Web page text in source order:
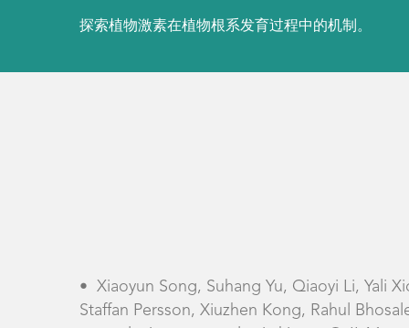
•Yali Xiong, Xiaoyun Song, Poonam